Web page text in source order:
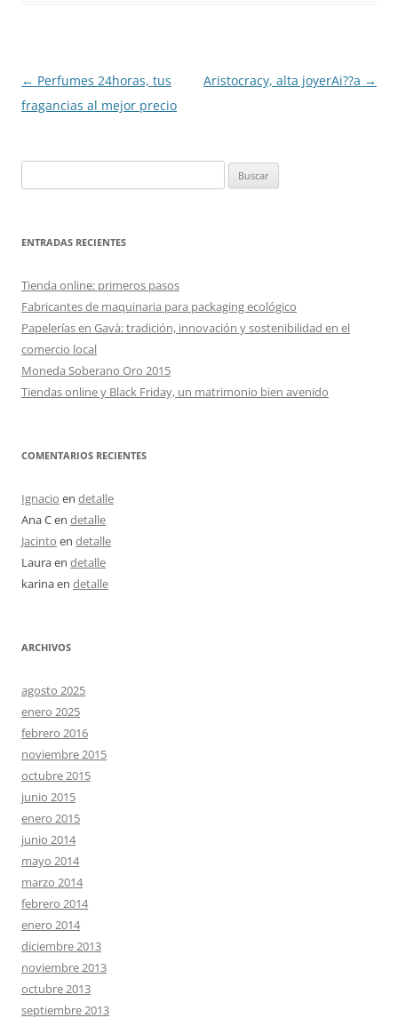
Navegación
de
← Perfumes 24horas, tus
fragancias al mejor precio
Aristocracy, alta joyerAi??a →
ENTRADAS RECIENTES
Tienda online: primeros pasos
Fabricantes de maquinaria para packaging ecológico
Papelerías en Gavà: tradición, innovación y sostenibilidad en el
comercio local
Moneda Soberano Oro 2015
Tiendas online y Black Friday, un matrimonio bien avenido
COMENTARIOS RECIENTES
Ignacio en detalle
Ana Cen detalle
Jacinto en detalle
Lauraen detalle
karinaen detalle
ARCHIVOS
agosto 2025
enero 2025
febrero 2016
noviembre 2015
octubre 2015
junio 2015
enero 2015
junio 2014
mayo 2014
marzo 2014
febrero 2014
enero 2014
diciembre 2013
noviembre 2013
octubre 2013
septiembre 2013